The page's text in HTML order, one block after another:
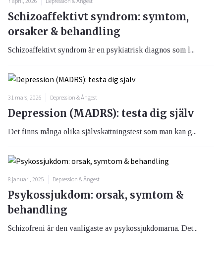
Schizoaffektivt syndrom: symtom,
orsaker & behandling
Schizoaffektivt syndrom är en psykiatrisk diagnos som l...
31 mars, 2026 Depression & Ångest
Depression (MADRS): testa dig själv
Det finns många olika självskattningstest som man kan g...
8 januari, 2025 Depression & Ångest
Psykossjukdom: orsak, symtom &
behandling
Schizofreni är den vanligaste av psykossjukdomarna. Det...